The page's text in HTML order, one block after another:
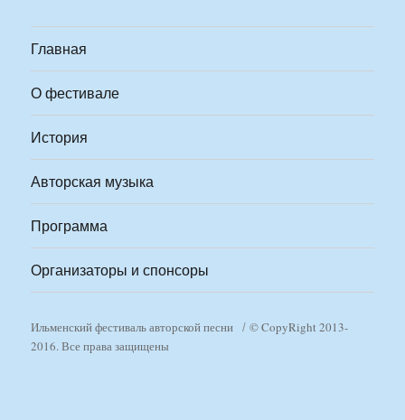
Главная
О фестивале
История
Авторская музыка
Программа
Организаторы и спонсоры
Ильменский фестиваль авторской песни
© CopyRight 2013-
2016. Все права защищены